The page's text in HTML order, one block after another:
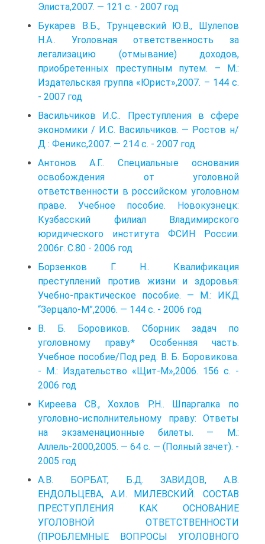
Элиста,2007. — 121 с. - 2007 год
Букарев В.Б., Трунцевский Ю.В., Шулепов
Н.А.. Уголовная ответственность за
легализацию (отмывание) доходов,
приобретенных преступным путем. – М.:
Издательская группа «Юрист»,2007. – 144 с.
- 2007 год
Васильчиков И.С.. Преступления в сфере
экономики / И.С. Васильчиков. — Ростов н/
Д : Феникс,2007. — 214 с. - 2007 год
Антонов А.Г.. Специальные основания
освобождения от уголовной
ответственности в российском уголовном
праве. Учебное пособие. Новокузнецк:
Кузбасский филиал Владимирского
юридического института ФСИН России.
2006г. С.80 - 2006 год
Борзенков Г. Н.. Квалификация
преступлений против жизни и здоровья:
Учебно-практическое пособие. — М.: ИКД
“Зерцало-М”,2006. — 144 с. - 2006 год
В. Б. Боровиков. Сборник задач по
уголовному праву* Особенная часть.
Учебное пособие/Под ред. В. Б. Боровикова.
- М.: Издательство «Щит-М»,2006. 156 с. -
2006 год
Киреева СВ., Хохлов Р.Н.. Шпаргалка по
уголовно-исполнительному праву: Ответы
на экзаменационные билеты. — М.:
Аллель-2000,2005. — 64 с. — (Полный зачет). -
2005 год
А.В. БОРБАТ, Б.Д. ЗАВИДОВ, А.В.
ЕНДОЛЬЦЕВА, А.И. МИЛЕВСКИЙ. СОСТАВ
ПРЕСТУПЛЕНИЯ КАК ОСНОВАНИЕ
УГОЛОВНОЙ ОТВЕТСТВЕННОСТИ
(ПРОБЛЕМНЫЕ ВОПРОСЫ УГОЛОВНОГО